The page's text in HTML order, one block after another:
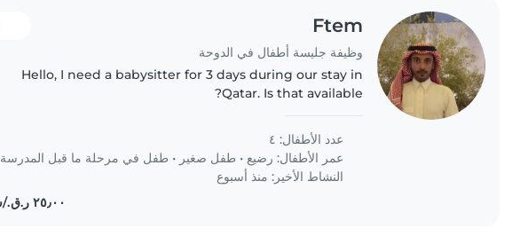
Ftem
وظيفة جليسة أطفال في الدوحة
Hello, I need a babysitter for 3 days during our stay in
Qatar. Is that available?
عدد الأطفال: ٤
عمر الأطفال: رضيع • طفل صغير • طفل في مرحلة ما قبل المدرسة
النشاط الأخير: منذ أسبوع